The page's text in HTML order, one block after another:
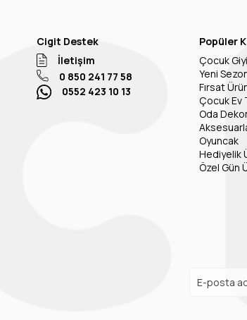
Cigit Destek
İletişim
0 850 241 77 58
0552 423 10 13
Popüler
Çocuk
Yeni
Fırsat
Çocuk Ev
Oda
Oyuncak
Hediyelik
Özel Gün